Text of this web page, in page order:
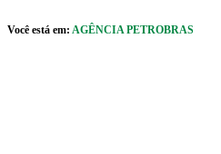
Você está em: AGÊNCIA PETROBRAS
caixa de cookies